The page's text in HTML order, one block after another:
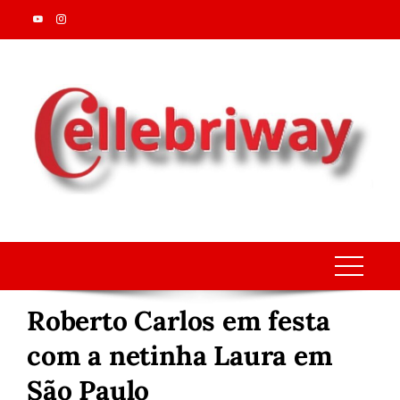
Skip
to
Roberto Carlos em festa
com a netinha Laura em
São Paulo